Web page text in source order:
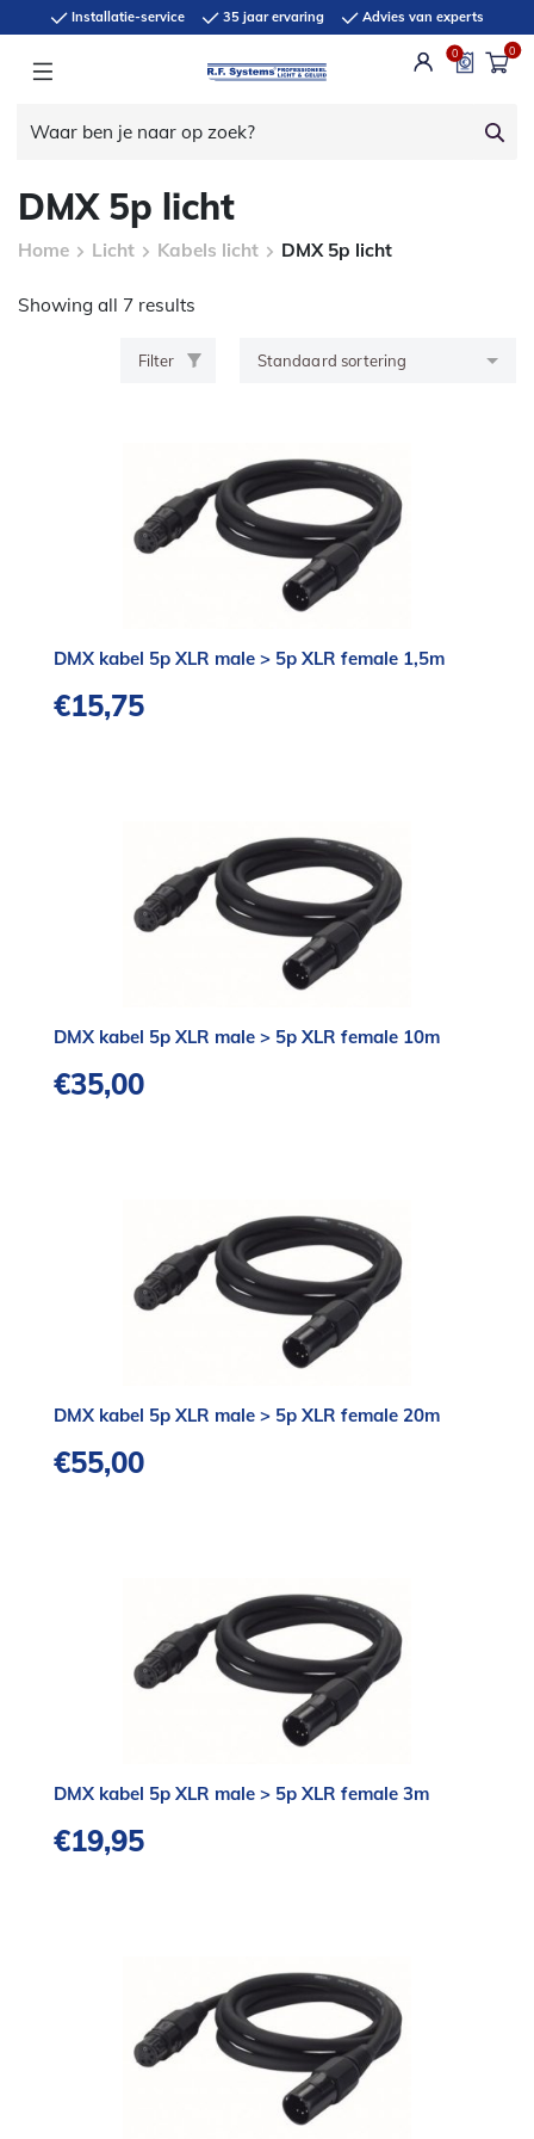
Installatie-service 35 jaar ervaring Advies van experts
0 0
DMX 5p licht
Home Licht Kabels licht DMX 5p licht
Showing all 7 results
Filter
DMX kabel 5p XLR male > 5p XLR female 1,5m
€15,75
DMX kabel 5p XLR male > 5p XLR female 10m
€35,00
DMX kabel 5p XLR male > 5p XLR female 20m
€55,00
DMX kabel 5p XLR male > 5p XLR female 3m
€19,95